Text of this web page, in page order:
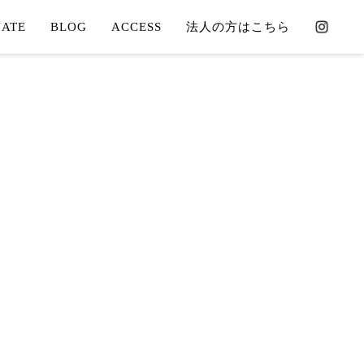
BLOG ACCESS 法人の方はこちら